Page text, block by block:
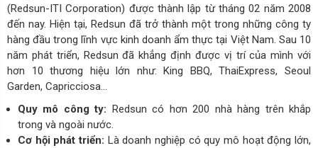
(Redsun-ITI Corporation) được thành lập từ tháng 02 năm 2008
đến nay. Hiện tại, Redsun đã trở thành một trong những công ty
hàng đầu trong lĩnh vực kinh doanh ẩm thực tại Việt Nam. Sau 10
năm phát triển, Redsun đã khẳng định được vị trí của mình với
hơn 10 thương hiệu lớn như: King BBQ, ThaiExpress, Seoul
Garden, Capricciosa…
Quy mô công ty: Redsun có hơn 200 nhà hàng trên khắp
trong và ngoài nước.
Cơ hội phát triển: Là doanh nghiệp có quy mô hoạt động lớn,